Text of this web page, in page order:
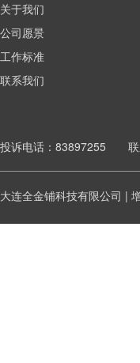
关于我们
公司愿景
工作标准
联系我们
投诉电话：83897255 联
大连全金铺科技有限公司 |